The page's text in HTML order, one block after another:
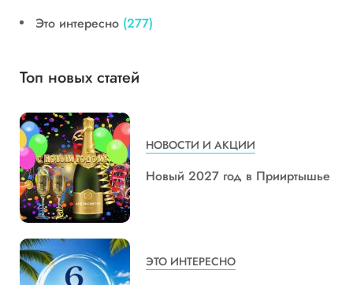
Это интересно (277)
Топ новых статей
НОВОСТИ И АКЦИИ
Новый 2027 год в Прииртышье
ЭТО ИНТЕРЕСНО